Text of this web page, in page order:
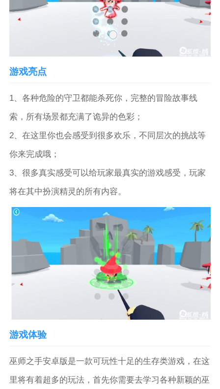
游戏亮点
1、各种危险的守卫都能杀死你，完整的冒险故事线
索，所有场景都充满了诡异的色彩；
2、在这里你也会感受到很多欢乐，不同层次的挑战等
你来完成哦；
3、很多真实感受可以给玩家最真实的游戏感受，玩家
将在其中扮演精灵的所有内容。
游戏体验
巫师之手安卓版是一款可玩性十足的生存类游戏，在这
里将有着超多的玩法，首先你需要去学习各种新颖的巫